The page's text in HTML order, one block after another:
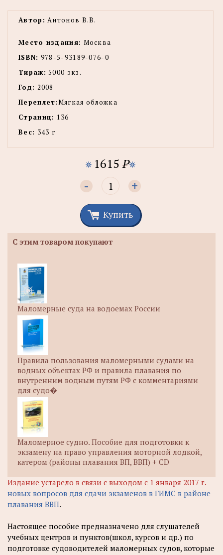
Автор: Антонов В.В.
Место издания: Москва
ISBN: 978-5-93189-076-0
Тираж: 5000 экз.
Год: 2008
Переплет:Мягкая обложка
Страниц: 136
Вес: 343 г
1615 P
- +
Купить
С этим товаром покупают
Маломерные суда на водоемах России
Правила пользования маломерными судами на
водных объектах РФ и правила плавания по
внутренним водным путям РФ с комментариями
для судо�
Маломерное судно. Пособие для подготовки к
экзамену на право управления моторной лодкой,
катером (районы плавания ВП, ВВП) + CD
Издание устарело в связи с выходом с 1 января 2017 г.
новых вопросов для сдачи экзаменов в ГИМС в районе
плавания ВВП.
Настоящее пособие предназначено для слушателей
учебных центров и пунктов(школ, курсов и др.) по
подготовке судоводителей маломерных судов, которые